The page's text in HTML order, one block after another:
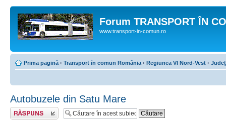
Forum TRANSPORT ÎN
www.transport-in-comun.ro
Prima pagină ‹ Transport în comun România ‹ Regiunea VI Nord-Vest ‹
Autobuzele din Satu Mare
Răspunde